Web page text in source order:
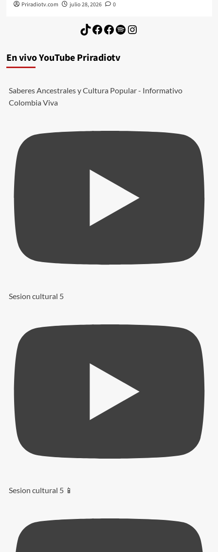
Priradiotv.com julio 28, 2026 0
TikTok
Facebook
Facebook
Spotify
Instagram
En vivo YouTube Priradiotv
Saberes Ancestrales y Cultura Popular - Informativo
Colombia Viva
Sesion cultural 5
Sesion cultural 5 📱